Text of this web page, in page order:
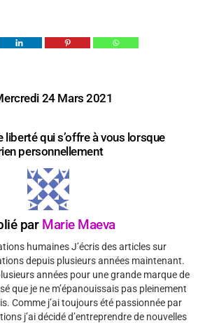
24 Mars 2021
liberté qui s’offre à vous lorsque
personnellement
par Marie Maeva
humaines J’écris des articles sur
depuis plusieurs années maintenant.
années pour une grande marque de
que je ne m’épanouissais pas pleinement
Comme j’ai toujours été passionnée par
j’ai décidé d’entreprendre de nouvelles